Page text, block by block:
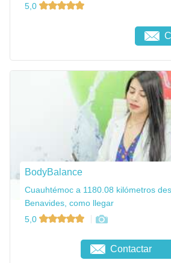
5,0
BodyBalance
Cuauhtémoc a 1180.08 kilómetros
Benavides, como llegar
5,0
Contactar